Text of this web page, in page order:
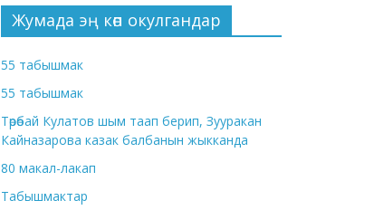
Жумада эң көп окулгандар
55 табышмак
55 табышмак
Төрөбай Кулатов шым таап берип, Зууракан
Кайназарова казак балбанын жыкканда
80 макал-лакап
Табышмактар